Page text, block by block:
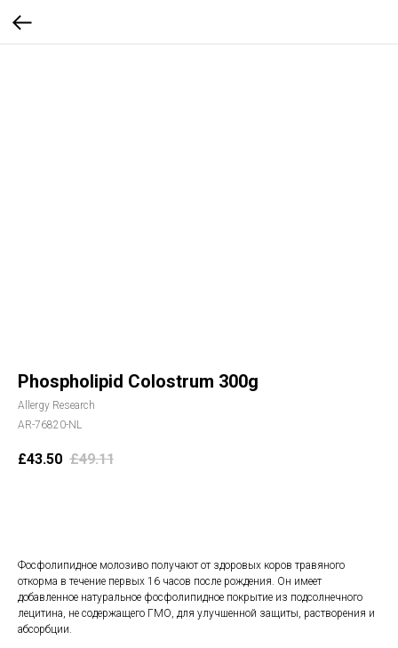
Phospholipid Colostrum 300g
Allergy Research
AR-76820-NL
£43.50 £49.11
Фосфолипидное молозиво получают от здоровых коров травяного
откорма в течение первых 16 часов после рождения. Он имеет
добавленное натуральное фосфолипидное покрытие из подсолнечного
лецитина, не содержащего ГМО, для улучшенной защиты, растворения и
абсорбции.